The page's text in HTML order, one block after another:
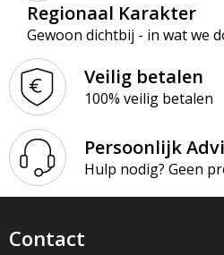
Regionaal Karakter
Gewoon dichtbij - in wat we
Veilig betalen
100% veilig betalen
Persoonlijk
Hulp nodig? Geen
Contact